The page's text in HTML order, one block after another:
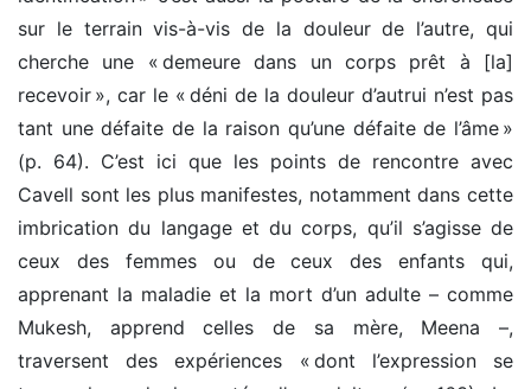
sur le terrain vis-à-vis de la douleur de l’autre, qui
cherche une « demeure dans un corps prêt à [la]
recevoir », car le « déni de la douleur d’autrui n’est pas
tant une défaite de la raison qu’une défaite de l’âme »
(p. 64). C’est ici que les points de rencontre avec
Cavell sont les plus manifestes, notamment dans cette
imbrication du langage et du corps, qu’il s’agisse de
ceux des femmes ou de ceux des enfants qui,
apprenant la maladie et la mort d’un adulte – comme
Mukesh, apprend celles de sa mère, Meena –,
traversent des expériences « dont l’expression se